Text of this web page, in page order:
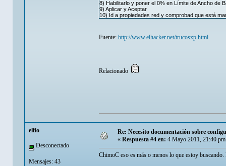
8) Habilitarlo y poner el 0% en Límite de Ancho de
9) Aplicar y Aceptar
10) Id a propiedades red y comprobad que está
Fuente: http://www.elhacker.net/trucosxp.html
Relacionado
elfio
Desconectado
Mensajes: 43
Re: Necesito documentación sobre
«Respuesta #4 en:4 Mayo 2011, 21:40
ChimoC eso es más o menos lo que estoy